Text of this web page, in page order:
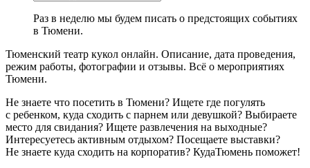
Раз в неделю мы будем писать о предстоящих событиях
в Тюмени.
Тюменский театр кукол онлайн. Описание, дата проведения,
режим работы, фотографии и отзывы. Всё о мероприятиях
Тюмени.
Не знаете что посетить в Тюмени? Ищете где погулять
с ребенком, куда сходить с парнем или девушкой? Выбираете
место для свидания? Ищете развлечения на выходные?
Интересуетесь активным отдыхом? Посещаете выставки?
Не знаете куда сходить на корпоратив? КудаТюмень поможет!